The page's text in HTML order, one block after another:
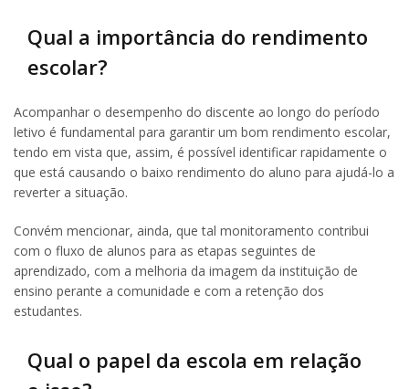
Qual a importância do rendimento
escolar?
Acompanhar o desempenho do discente ao longo do período
letivo é fundamental para garantir um bom rendimento escolar,
tendo em vista que, assim, é possível identificar rapidamente o
que está causando o baixo rendimento do aluno para ajudá-lo a
reverter a situação.
Convém mencionar, ainda, que tal monitoramento contribui
com o fluxo de alunos para as etapas seguintes de
aprendizado, com a melhoria da imagem da instituição de
ensino perante a comunidade e com a retenção dos
estudantes.
Qual o papel da escola em relação